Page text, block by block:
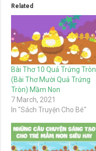
Related
Bài Thơ 10 Quả Trứng Tròn
(Bài Thơ Mười Quả Trứng
Tròn) Mầm Non
7 March, 2021
In "Sách Truyện Cho Bé"